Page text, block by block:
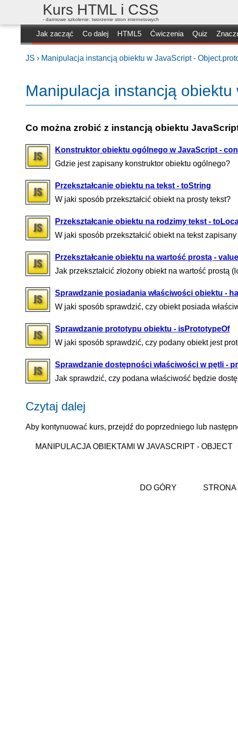
Kurs HTML i CSS
- darmowe szkolenie: tworzenie stron internetowych
Jak zacząć Co dalej HTML5 Ćwiczenia Quiz
JS › Manipulacja instancją obiektu w JavaScript -
Manipulacja instancją
Co można zrobić z instancją obiektu
Konstruktor obiektu ogólnego w JavaScript -
Gdzie jest zapisany konstruktor obiektu ogólnego?
Przekształcanie obiektu na tekst - toString
W jaki sposób przekształcić obiekt na prosty tekst?
Przekształcanie obiektu na rodzimy tekst -
W jaki sposób przekształcić obiekt na tekst
Przekształcanie obiektu na wartość prostą -
Jak przekształcić złożony obiekt na wartość prostą
Sprawdzanie posiadania właściwości obiektu -
W jaki sposób sprawdzić, czy obiekt posiada
Sprawdzanie prototypu obiektu - isPrototypeOf
W jaki sposób sprawdzić, czy podany obiekt jest
Sprawdzanie dostępności właściwości w pętli -
Jak sprawdzić, czy podana właściwość będzie
Czytaj dalej
Aby kontynuować kurs, przejdź do poprzedniego lub
MANIPULACJA OBIEKTAMI W JAVASCRIPT - OBJECT
DO GÓRY